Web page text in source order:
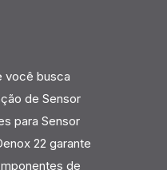
você busca
de Sensor
para Sensor
22 garante
de